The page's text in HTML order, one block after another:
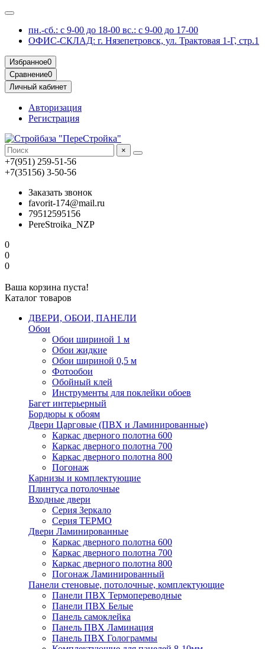
пн.-сб.: с 9-00 до 18-00 вс.: с 9-00 до 17-00
ОФИС-СКЛАД: г. Нязепетровск, ул. Трактовая 1-Г, стр.1
Избранное0
Сравнение0
Личный кабинет
Авторизация
Регистрация
×
+7(951) 259-51-56
+7(35156) 3-50-56
Заказать звонок
favorit-174@mail.ru
79512595156
PereStroika_NZP
0
0
0
Ваша корзина пуста!
Каталог товаров
ДВЕРИ, ОБОИ, ПАНЕЛИ
Обои
Обои шириной 1 м
Обои жидкие
Обои шириной 0,5 м
Фотообои
Обойный клей
Инструменты для поклейки обоев
Багет интерьерный
Бордюры к обоям
Двери Царговые (ПВХ и Ламинированные)
Каркас дверного полотна 600
Каркас дверного полотна 700
Каркас дверного полотна 800
Погонаж
Карнизы и комплектующие
Плинтуса потолочные
Входные двери
Серия Зеркало
Серия ТЕРМО
Двери Ламинированные
Каркас дверного полотна 600
Каркас дверного полотна 700
Каркас дверного полотна 800
Погонаж Ламинированный
Панели стеновые, потолочные, комплектующие
Панели ПВХ Термопереводные
Панели ПВХ Белые
Панель самоклейка
Панель ПВХ Ламинация
Панель ПВХ Голограммы